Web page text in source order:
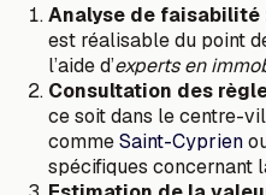
Analyse de faisabilité
est réalisable du point
l’aide d’experts en
Consultation des
ce soit dans le centre-
commeSaint-Cyprien
spécifiques concernant